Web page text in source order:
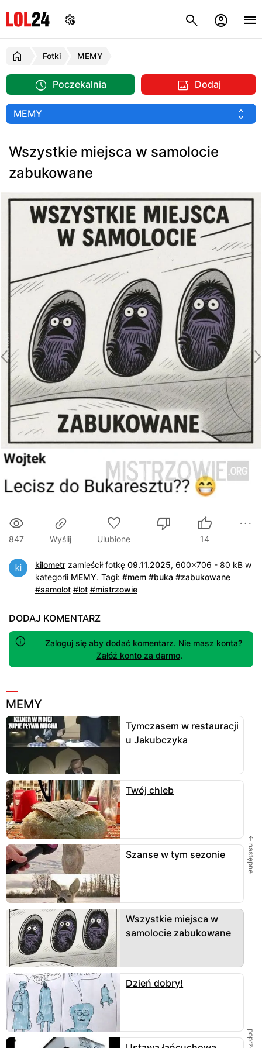
Fotki MEMY
Poczekalnia Dodaj
Wszystkie miejsca w samolocie
zabukowane
847 Wyślij Ulubione 14
kilometrzamieścił fotkę 09.11.2025, 600x706 - 80 kB w
kategorii MEMY. Tagi: #mem #buka #zabukowane
#samolot #lot #mistrzowie
DODAJ KOMENTARZ
Zaloguj sięaby dodać komentarz. Nie masz konta?
Załóż konto za darmo.
MEMY
Tymczasem w restauracji
u Jakubczyka
Twój chleb
Szanse w tym sezonie
Wszystkie miejsca w
samolocie zabukowane
Dzień dobry!
← następne